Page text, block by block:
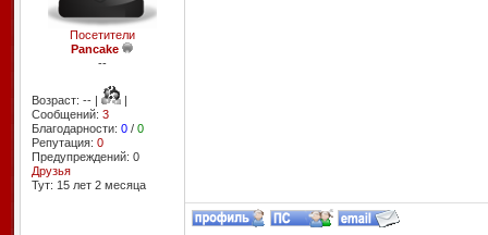
Посетители
Pancake
--
Возраст: -- |
|
Сообщений: 3
Благодарности: 0/ 0
Репутация: 0
Предупреждений: 0
Друзья
Тут: 15 лет 2 месяцa